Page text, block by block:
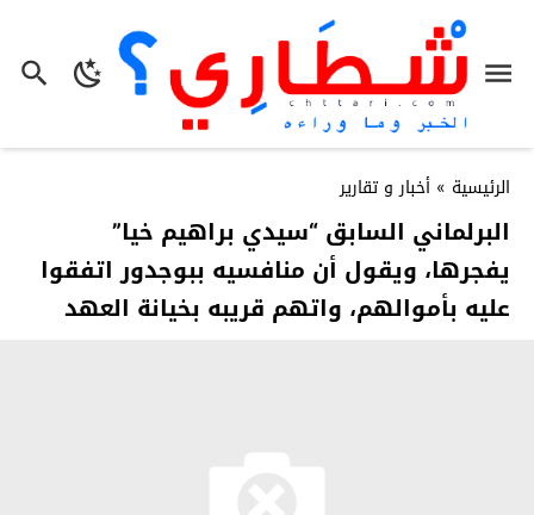
الرئيسية » أخبار و تقارير
البرلماني السابق “سيدي براهيم خيا”
يفجرها، ويقول أن منافسيه ببوجدور اتفقوا
عليه بأموالهم، واتهم قريبه بخيانة العهد